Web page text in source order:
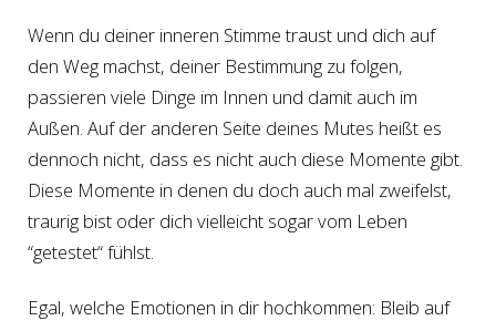
Wenn du deiner inneren Stimme traust und dich auf
den Weg machst, deiner Bestimmung zu folgen,
passieren viele Dinge im Innen und damit auch im
Außen. Auf der anderen Seite deines Mutes heißt es
dennoch nicht, dass es nicht auch diese Momente gibt.
Diese Momente in denen du doch auch mal zweifelst,
traurig bist oder dich vielleicht sogar vom Leben
“getestet“ fühlst.
Egal, welche Emotionen in dir hochkommen: Bleib auf